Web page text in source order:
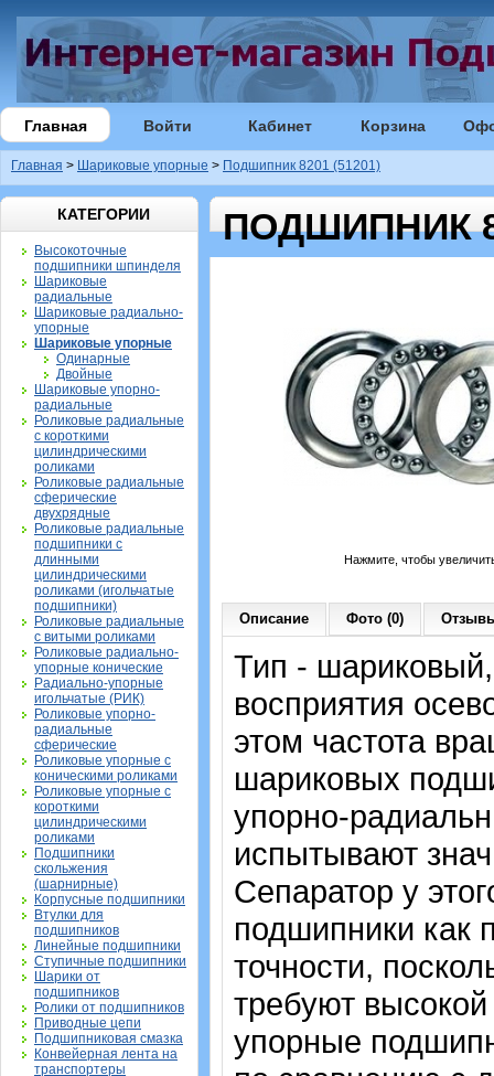
Главная Войти Кабинет Корзина
Главная > Шариковые упорные > Подшипник 8201 (51201)
КАТЕГОРИИ
Высокоточные
подшипники шпинделя
Шариковые
радиальные
Шариковые радиально-
упорные
Шариковые упорные
Одинарные
Двойные
Шариковые упорно-
радиальные
Роликовые радиальные
с короткими
цилиндрическими
роликами
Роликовые радиальные
сферические
двухрядные
Роликовые радиальные
подшипники с
длинными
цилиндрическими
роликами (игольчатые
подшипники)
Роликовые радиальные
с витыми роликами
Роликовые радиально-
упорные конические
Радиально-упорные
игольчатые (РИК)
Роликовые упорно-
радиальные
сферические
Роликовые упорные с
коническими роликами
Роликовые упорные с
короткими
цилиндрическими
роликами
Подшипники
скольжения
(шарнирные)
Корпусные подшипники
Втулки для
подшипников
Линейные подшипники
Ступичные подшипники
Шарики от
подшипников
Ролики от подшипников
Приводные цепи
Подшипниковая смазка
Конвейерная лента на
транспортеры
ПОДШИПНИК
Нажмите, чтобы
Описание Фото (0)
Тип -
восприятия
этом частота
шариковых
упорно-
испытывают
Сепаратор у
подшипники как
точности,
требуют
упорные